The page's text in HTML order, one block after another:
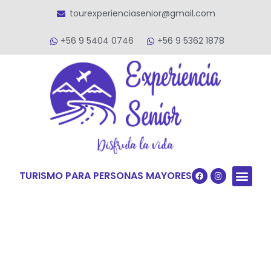
tourexperienciasenior@gmail.com
+56 9 5404 0746 +56 9 5362 1878
TURISMO PARA PERSONAS MAYORES